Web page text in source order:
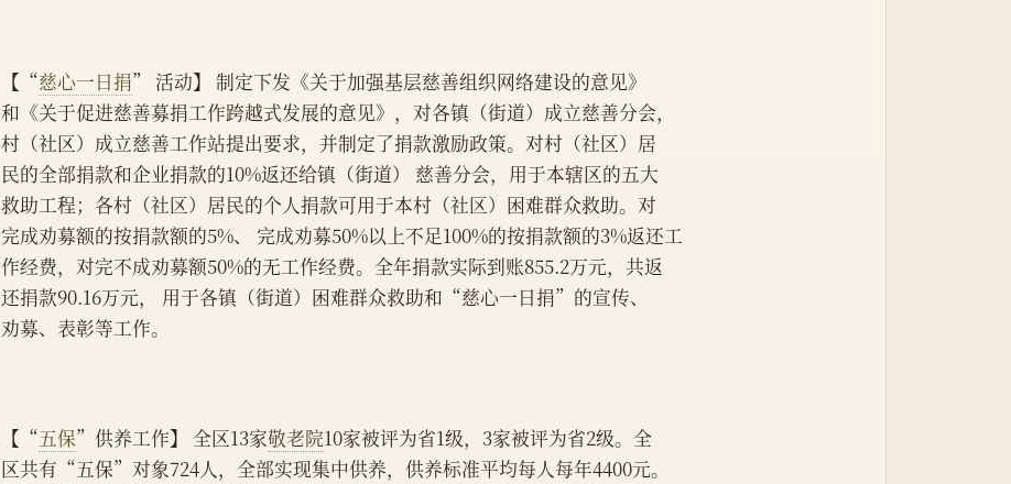
【“慈心一日捐” 活动】 制定下发《关于加强基层慈善组织网络建设的意见》
和《关于促进慈善募捐工作跨越式发展的意见》，对各镇（街道）成立慈善分会，
村（社区）成立慈善工作站提出要求，并制定了捐款激励政策。对村（社区）居
民的全部捐款和企业捐款的10%返还给镇（街道） 慈善分会，用于本辖区的五大
救助工程；各村（社区）居民的个人捐款可用于本村（社区）困难群众救助。对
完成劝募额的按捐款额的5%、 完成劝募50%以上不足100%的按捐款额的3%返还工
作经费，对完不成劝募额50%的无工作经费。全年捐款实际到账855.2万元，共返
还捐款90.16万元， 用于各镇（街道）困难群众救助和“慈心一日捐”的宣传、
劝募、表彰等工作。
【“五保”供养工作】 全区13家敬老院10家被评为省1级，3家被评为省2级。全
区共有“五保”对象724人，全部实现集中供养，供养标准平均每人每年4400元。